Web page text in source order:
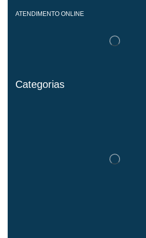
ATENDIMENTO ONLINE
Categorias